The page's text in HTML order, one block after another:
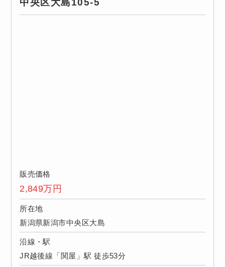
販売価格
2,849万円
所在地
新潟県新潟市中央区大島
沿線・駅
JR越後線「関屋」駅 徒歩53分